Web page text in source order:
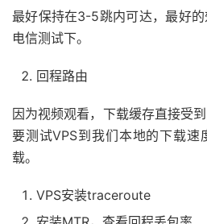
最好保持在3-5跳内可达，最好
电信测试下。
回程路由
因为视频观看，下载缓存直接受
要测试VPS到我们本地的下载速
载。
VPS安装traceroute